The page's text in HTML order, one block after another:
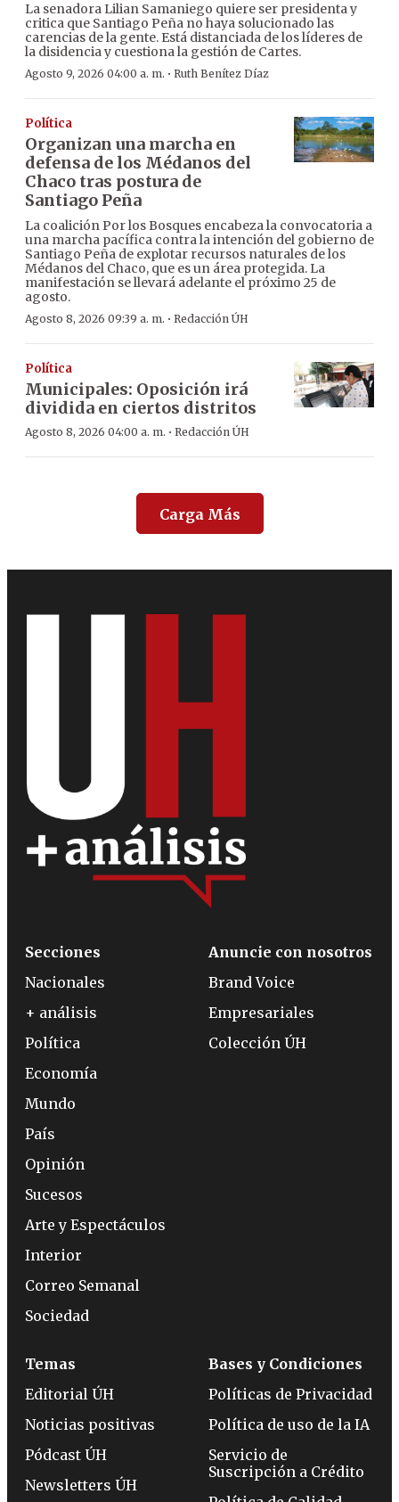
La senadora Lilian Samaniego quiere ser presidenta y
critica que Santiago Peña no haya solucionado las
carencias de la gente. Está distanciada de los líderes de
la disidencia y cuestiona la gestión de Cartes.
Agosto 9, 2026 04:00 a. m. · Ruth Benítez Díaz
Política
Organizan una marcha en
defensa de los Médanos del
Chaco tras postura de
Santiago Peña
La coalición Por los Bosques encabeza la convocatoria a
una marcha pacífica contra la intención del gobierno de
Santiago Peña de explotar recursos naturales de los
Médanos del Chaco, que es un área protegida. La
manifestación se llevará adelante el próximo 25 de
agosto.
Agosto 8, 2026 09:39 a. m. · Redacción ÚH
Política
Municipales: Oposición irá
dividida en ciertos distritos
Agosto 8, 2026 04:00 a. m. · Redacción ÚH
Carga Más
Secciones
Nacionales
+ análisis
Política
Economía
Mundo
País
Opinión
Sucesos
Arte y Espectáculos
Interior
Correo Semanal
Sociedad
Anuncie con nosotros
Brand Voice
Empresariales
Colección ÚH
Temas
Editorial ÚH
Noticias positivas
Pódcast ÚH
Newsletters ÚH
Bases y Condiciones
Políticas de Privacidad
Política de uso de la IA
Servicio de
Suscripción a Crédito